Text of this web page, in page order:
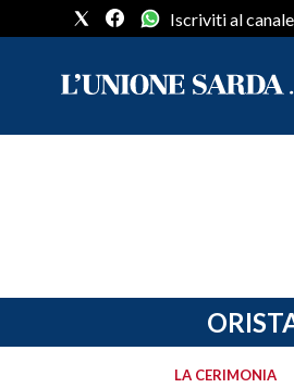
Iscriviti al canale
LA CERIMONIA